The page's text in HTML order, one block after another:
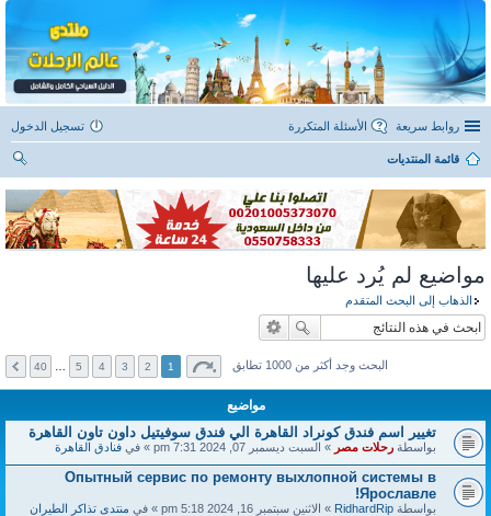
روابط سريعة الأسئلة المتكررة تسجيل الدخول
قائمة المنتديات
ث
مواضيع لم يُرد عليها
الذهاب إلى البحث المتقدم
البحث وجد أكثر من 1000 تطابق 1
2
3
4
5
40
مواضيع
تغيير اسم فندق كونراد القاهرة الي فندق سوفيتيل داون تاون القاهرة
بواسطة رحلات مصر » السبت ديسمبر 07, 2024 7:31 pm » في فنادق القاهرة
Опытный сервис по ремонту выхлопной системы в
Ярославле!
بواسطة RidhardRip » الاثنين سبتمبر 16, 2024 5:18 pm » في منتدى تذاكر الطيران